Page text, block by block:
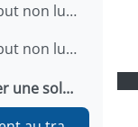
8B Un projet à but non lucratif (Formulaire)
8B Un projet à but non lucratif (Interactif)
Tâche 9 : Trouver une solution à un problème